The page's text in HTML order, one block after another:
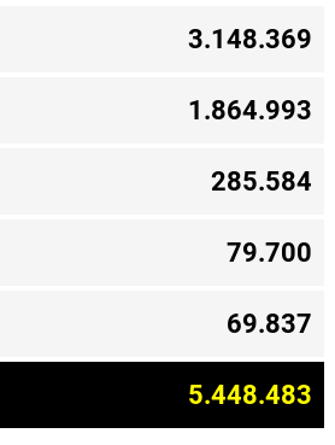
3.148.369
1.864.993
285.584
79.700
69.837
5.448.483